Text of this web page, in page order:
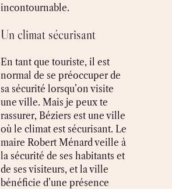
incontournable.
Un climat sécurisant
En tant que touriste, il est
normal de se préoccuper de
sa sécurité lorsqu’on visite
une ville. Mais je peux te
rassurer, Béziers est une ville
où le climat est sécurisant. Le
maire Robert Ménard veille à
la sécurité de ses habitants et
de ses visiteurs, et la ville
bénéficie d’une présence